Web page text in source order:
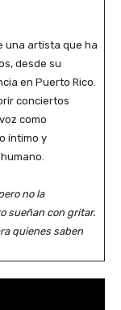
una artista que ha
desde su
en Puerto Rico.
conciertos
como
íntimo y
no la
sueñan con gritar.
quienes saben